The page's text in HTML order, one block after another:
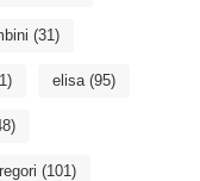
(31)
elisa(95)
(101)